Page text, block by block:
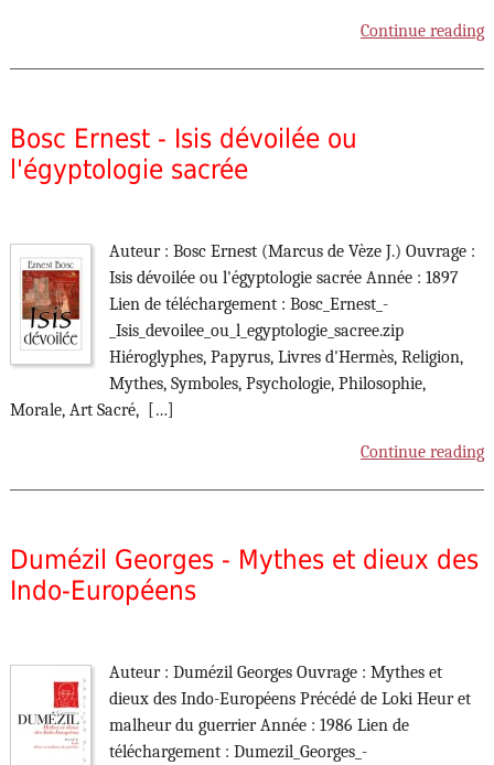
Continue reading
Bosc Ernest - Isis dévoilée ou
l'égyptologie sacrée
Auteur : Bosc Ernest (Marcus de Vèze J.) Ouvrage :
Isis dévoilée ou l'égyptologie sacrée Année : 1897
Lien de téléchargement : Bosc_Ernest_-
_Isis_devoilee_ou_l_egyptologie_sacree.zip
Hiéroglyphes, Papyrus, Livres d'Hermès, Religion,
Mythes, Symboles, Psychologie, Philosophie,
Morale, Art Sacré, […]
Continue reading
Dumézil Georges - Mythes et dieux des
Indo-Européens
Auteur : Dumézil Georges Ouvrage : Mythes et
dieux des Indo-Européens Précédé de Loki Heur et
malheur du guerrier Année : 1986 Lien de
téléchargement : Dumezil_Georges_-